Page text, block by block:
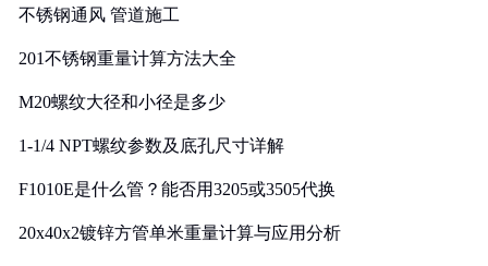
不锈钢通风 管道施工
201不锈钢重量计算方法大全
M20螺纹大径和小径是多少
1-1/4 NPT螺纹参数及底孔尺寸详解
F1010E是什么管？能否用3205或3505代换
20x40x2镀锌方管单米重量计算与应用分析